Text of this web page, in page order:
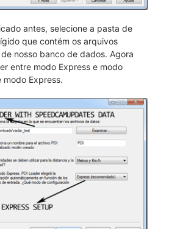
antes, selecione a pasta de
que contém os arquivos
nosso banco de dados. Agora
entre modo Express e modo
modo Express.